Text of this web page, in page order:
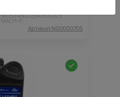
MUSTANG USA;KUGA 3;
E;
Артикул:N00000705